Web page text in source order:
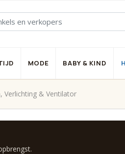
MODE BABY & KIND
Verlichting & Ventilator